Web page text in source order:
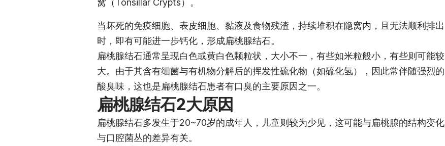
当坏死的免疫细胞、表皮细胞、黏液及食物残渣，持续堆积在隐窝内，且无法顺利排出
时，即有可能进一步钙化，形成扁桃腺结石。
扁桃腺结石通常呈现白色或黄白色颗粒状，大小不一，有些如米粒般小，有些则可能较
大。由于其含有细菌与有机物分解后的挥发性硫化物（如硫化氢），因此常伴随强烈的
酸臭味，这也是扁桃腺结石患者有口臭的主要原因之一。
扁桃腺结石2大原因
扁桃腺结石多发生于20~70岁的成年人，儿童则较为少见，这可能与扁桃腺的结构变化
与口腔菌丛的差异有关。